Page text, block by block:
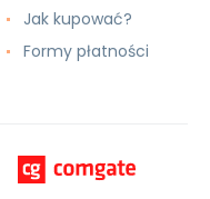
Jak kupować?
Formy płatności